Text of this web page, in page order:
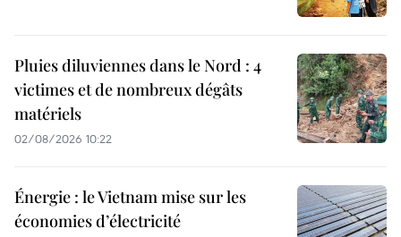
Pluies diluviennes dans le Nord : 4
victimes et de nombreux dégâts
matériels
02/08/2026 10:22
Énergie : le Vietnam mise sur les
économies d’électricité